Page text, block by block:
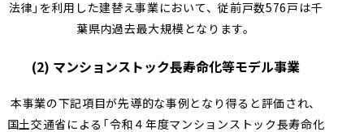
法律」を利用した建替え事業において、従前戸数576戸は千
葉県内過去最大規模となります。
(2) マンションストック長寿命化等モデル事業
本事業の下記項目が先導的な事例となり得ると評価され、
国土交通省による「令和４年度マンションストック長寿命化